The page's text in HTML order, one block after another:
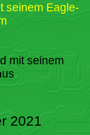
seinem Eagle-
mit seinem
2021